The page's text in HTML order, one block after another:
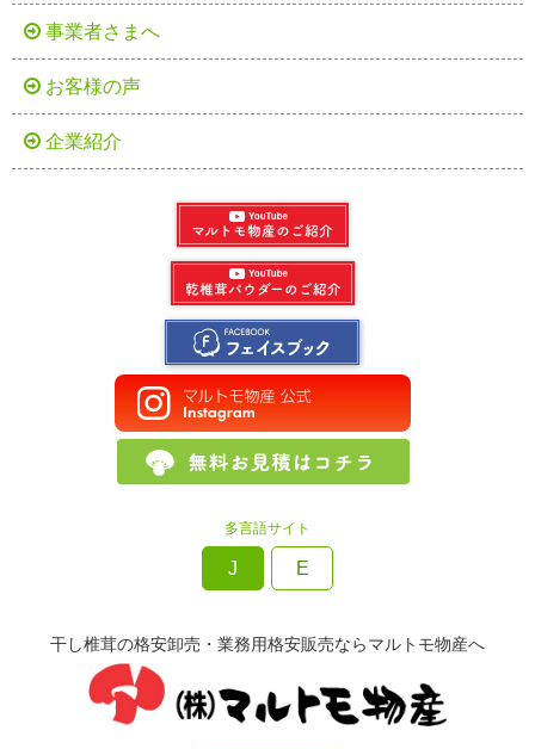
事業者さまへ
お客様の声
企業紹介
多言語サイト
J E
干し椎茸の格安卸売・業務用格安販売ならマルトモ物産へ